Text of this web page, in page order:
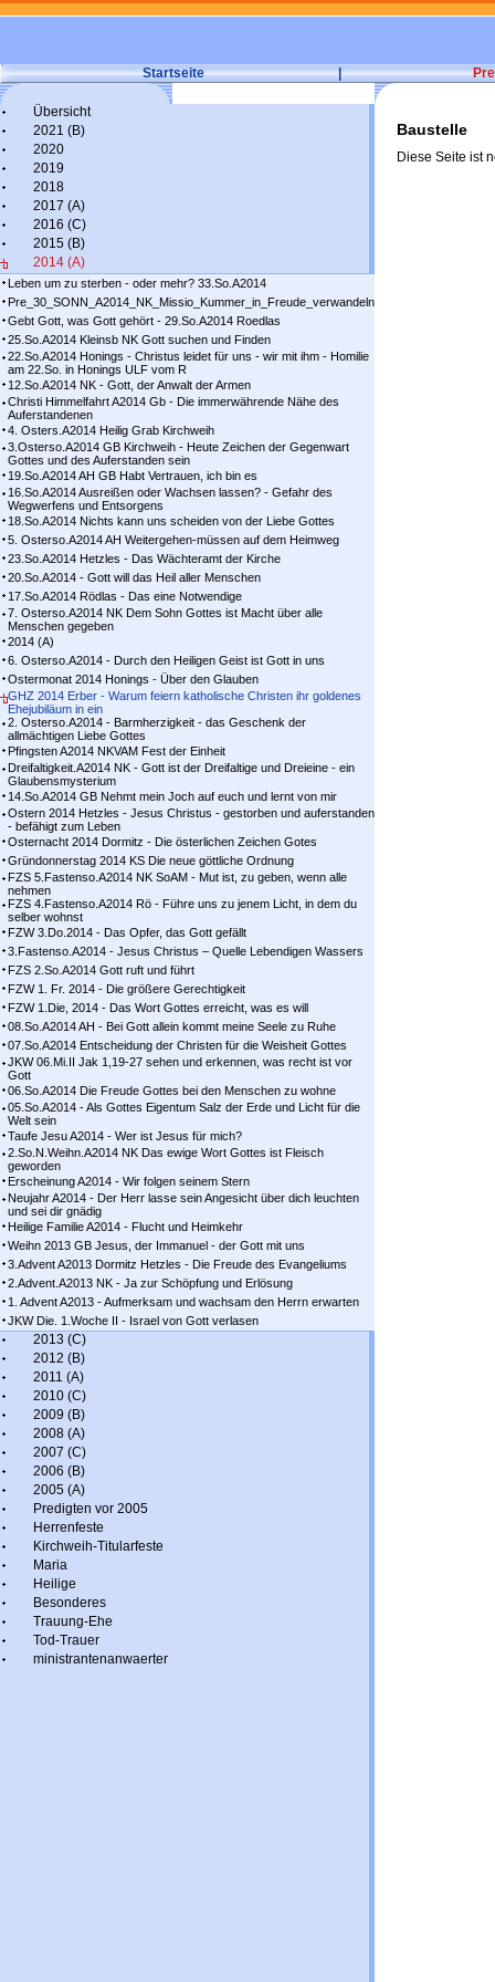
Startseite |
Übersicht
2021 (B)
2020
2019
2018
2017 (A)
2016 (C)
2015 (B)
2014 (A)
Leben um zu sterben - oder mehr? 33.So.A2014
Pre_30_SONN_A2014_NK_Missio_Kummer_in_Freude_verwandeln
Gebt Gott, was Gott gehört - 29.So.A2014 Roedlas
25.So.A2014 Kleinsb NK Gott suchen und Finden
22.So.A2014 Honings - Christus leidet für uns - wir mit ihm - Homilie
am 22.So. in Honings ULF vom R
12.So.A2014 NK - Gott, der Anwalt der Armen
Christi Himmelfahrt A2014 Gb - Die immerwährende Nähe des
Auferstandenen
4. Osters.A2014 Heilig Grab Kirchweih
3.Osterso.A2014 GB Kirchweih - Heute Zeichen der Gegenwart
Gottes und des Auferstanden sein
19.So.A2014 AH GB Habt Vertrauen, ich bin es
16.So.A2014 Ausreißen oder Wachsen lassen? - Gefahr des
Wegwerfens und Entsorgens
18.So.A2014 Nichts kann uns scheiden von der Liebe Gottes
5. Osterso.A2014 AH Weitergehen-müssen auf dem Heimweg
23.So.A2014 Hetzles - Das Wächteramt der Kirche
20.So.A2014 - Gott will das Heil aller Menschen
17.So.A2014 Rödlas - Das eine Notwendige
7. Osterso.A2014 NK Dem Sohn Gottes ist Macht über alle
Menschen gegeben
2014 (A)
6. Osterso.A2014 - Durch den Heiligen Geist ist Gott in uns
Ostermonat 2014 Honings - Über den Glauben
GHZ 2014 Erber - Warum feiern katholische Christen ihr goldenes
Ehejubiläum in ein
2. Osterso.A2014 - Barmherzigkeit - das Geschenk der
allmächtigen Liebe Gottes
Pfingsten A2014 NKVAM Fest der Einheit
Dreifaltigkeit.A2014 NK - Gott ist der Dreifaltige und Dreieine - ein
Glaubensmysterium
14.So.A2014 GB Nehmt mein Joch auf euch und lernt von mir
Ostern 2014 Hetzles - Jesus Christus - gestorben und auferstanden
- befähigt zum Leben
Osternacht 2014 Dormitz - Die österlichen Zeichen Gotes
Gründonnerstag 2014 KS Die neue göttliche Ordnung
FZS 5.Fastenso.A2014 NK SoAM - Mut ist, zu geben, wenn alle
nehmen
FZS 4.Fastenso.A2014 Rö - Führe uns zu jenem Licht, in dem du
selber wohnst
FZW 3.Do.2014 - Das Opfer, das Gott gefällt
3.Fastenso.A2014 - Jesus Christus – Quelle Lebendigen Wassers
FZS 2.So.A2014 Gott ruft und führt
FZW 1. Fr. 2014 - Die größere Gerechtigkeit
FZW 1.Die, 2014 - Das Wort Gottes erreicht, was es will
08.So.A2014 AH - Bei Gott allein kommt meine Seele zu Ruhe
07.So.A2014 Entscheidung der Christen für die Weisheit Gottes
JKW 06.Mi.II Jak 1,19-27 sehen und erkennen, was recht ist vor
Gott
06.So.A2014 Die Freude Gottes bei den Menschen zu wohne
05.So.A2014 - Als Gottes Eigentum Salz der Erde und Licht für die
Welt sein
Taufe Jesu A2014 - Wer ist Jesus für mich?
2.So.N.Weihn.A2014 NK Das ewige Wort Gottes ist Fleisch
geworden
Erscheinung A2014 - Wir folgen seinem Stern
Neujahr A2014 - Der Herr lasse sein Angesicht über dich leuchten
und sei dir gnädig
Heilige Familie A2014 - Flucht und Heimkehr
Weihn 2013 GB Jesus, der Immanuel - der Gott mit uns
3.Advent A2013 Dormitz Hetzles - Die Freude des Evangeliums
2.Advent.A2013 NK - Ja zur Schöpfung und Erlösung
1. Advent A2013 - Aufmerksam und wachsam den Herrn erwarten
JKW Die. 1.Woche II - Israel von Gott verlasen
2013 (C)
2012 (B)
2011 (A)
2010 (C)
2009 (B)
2008 (A)
2007 (C)
2006 (B)
2005 (A)
Predigten vor 2005
Herrenfeste
Kirchweih-Titularfeste
Maria
Heilige
Besonderes
Trauung-Ehe
Tod-Trauer
ministrantenanwaerter
Baustelle
Diese Seite ist